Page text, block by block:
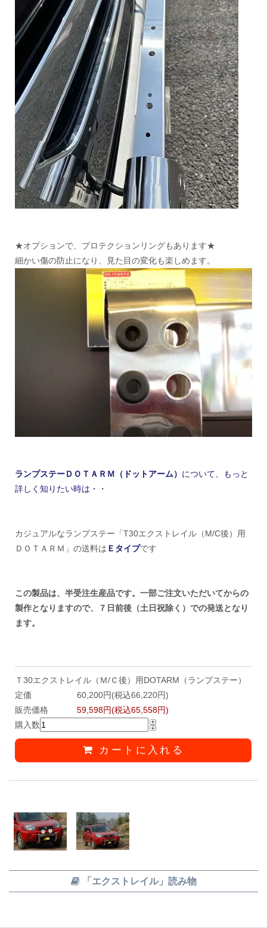
★オプションで、プロテクションリングもあります★
細かい傷の防止になり、見た目の変化も楽しめます。
ランプステーＤＯＴＡＲＭ（ドットアーム） について、もっと
詳しく知りたい時は・・
カジュアルなランプステー「T30エクストレイル（M/C後）用
ＤＯＴＡＲＭ」の送料は Ｅタイプです
この製品は、半受注生産品です。一部ご注文いただいてからの
製作となりますので、７日前後（土日祝除く）での発送となり
ます。
Ｔ30エクストレイル（Ｍ/Ｃ後）用DOTARM（ランプステー）
定価
60,200円(税込66,220円)
販売価格
59,598円(税込65,558円)
購入数
カートに入れる
「エクストレイル」読み物